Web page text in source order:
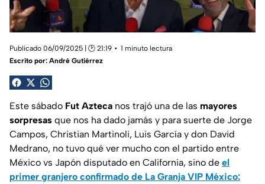
Publicado 06/09/2025 | 🕑 21:19
1 minuto lectura
Escrito por: André Gutiérrez
Este sábado Fut Azteca nos trajó una de las mayores
sorpresas que nos ha dado jamás y para suerte de Jorge
Campos, Christian Martinoli, Luis García y don David
Medrano, no tuvo qué ver mucho con el partido entre
México vs Japón disputado en California, sino de el
primer granjero confirmado de La Granja VIP México: